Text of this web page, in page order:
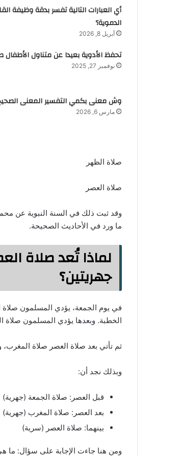
أي العبارات التالية تفسر بدقة وظيفة
الدموية؟
أبريل 8, 2026
تحفظ الأدوية بعيدا عن متناول
نوفمبر 27, 2025
وش معنى بكمي التفسير المعنى
مارس 6, 2026
صلاة الظهر
صلاة العصر
وقد ثبت ذلك في السنة النبوية عن
ما ورد في الأحاديث الصحيحة.
لماذا تُعد صلاة
جهريتين؟
في يوم الجمعة، يؤدي المسلمون صلاة
الخطبة. وبعدها يؤدي المسلمون صلاة
ثم تأتي بعد صلاة العصر صلاة المغرب،
وبذلك نجد أن:
قبل العصر: صلاة الجمعة (جهرية)
بعد العصر: صلاة المغرب (جهرية)
بينهما: صلاة العصر (سرية)
ومن هنا جاءت الإجابة على سؤال: ما